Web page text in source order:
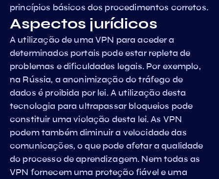
princípios básicos dos procedimentos corretos.
Aspectos jurídicos
A utilização de uma VPN para aceder a
determinados portais pode estar repleta de
problemas e dificuldades legais. Por exemplo,
na Rússia, a anonimização do tráfego de
dados é proibida por lei. A utilização desta
tecnologia para ultrapassar bloqueios pode
constituir uma violação desta lei. As VPN
podem também diminuir a velocidade das
comunicações, o que pode afetar a qualidade
do processo de aprendizagem. Nem todas as
VPN fornecem uma proteção fiável e uma